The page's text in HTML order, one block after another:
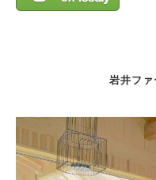
岩井フ